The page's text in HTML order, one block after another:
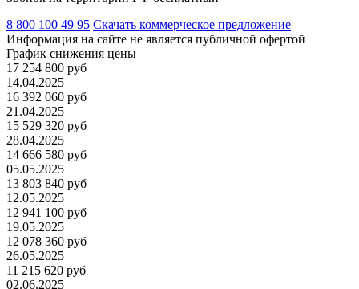
8 800 100 49 95 Скачать коммерческое предложение
Информация на сайте не является публичной офертой
График снижения цены
17 254 800 руб
14.04.2025
16 392 060 руб
21.04.2025
15 529 320 руб
28.04.2025
14 666 580 руб
05.05.2025
13 803 840 руб
12.05.2025
12 941 100 руб
19.05.2025
12 078 360 руб
26.05.2025
11 215 620 руб
02.06.2025